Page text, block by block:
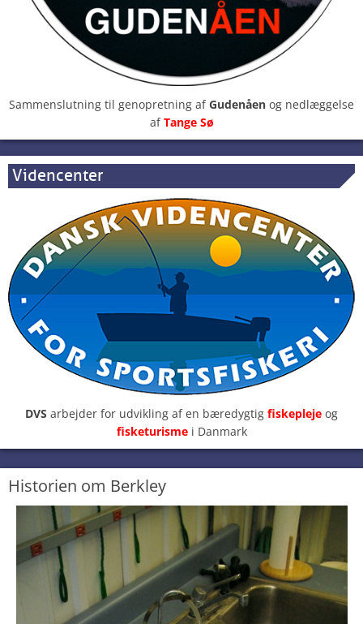
Sammenslutning til genopretning afGudenåen og nedlæggelse
afTange Sø
Videncenter
DVS arbejder for udvikling af en bæredygtig fiskepleje og
fisketurisme i Danmark
Historien om Berkley